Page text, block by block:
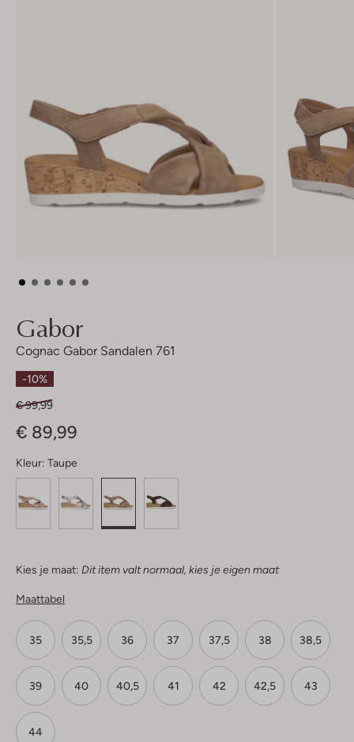
Gabor
Cognac Gabor Sandalen 761
-10%
€ 99,99
€ 89,99
Kleur: Taupe
Kies je maat: Dit item valt normaal, kies je eigen maat
Maattabel
35 35,5 36 37 37,5 38 38,5
39 40 40,5 41 42 42,5 43
44